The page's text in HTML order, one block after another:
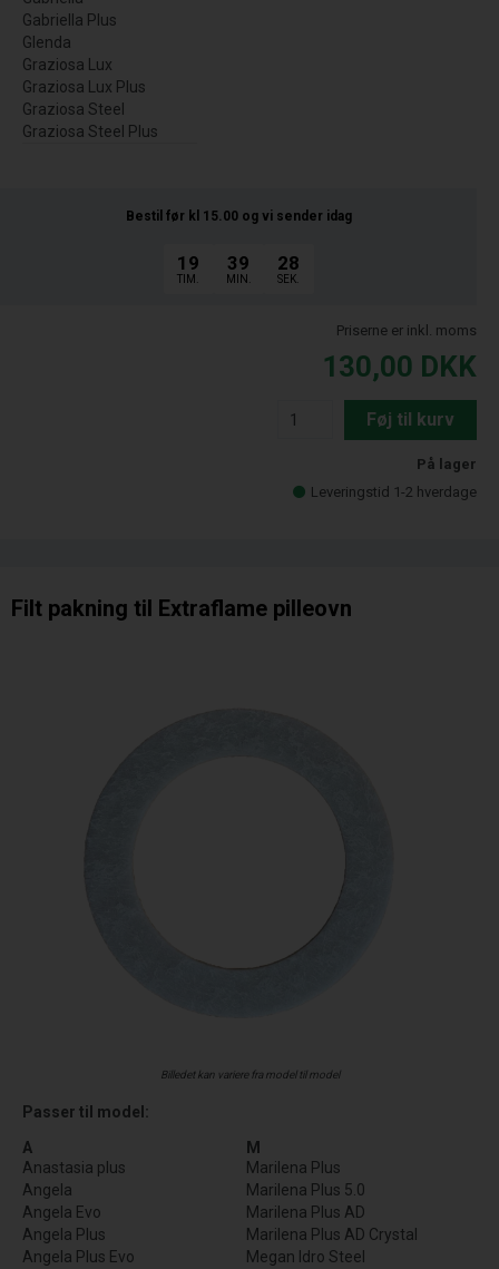
Gabriella Plus
Glenda
Graziosa Lux
Graziosa Lux Plus
Graziosa Steel
Graziosa Steel Plus
Bestil før kl 15.00 og vi sender idag
19
TIM.
39
MIN.
27
SEK.
Priserne er inkl. moms
130,00 DKK
Føj til kurv
På lager
Leveringstid 1-2 hverdage
Filt pakning til Extraflame pilleovn
Billedet kan variere fra model til model
Passer til model:
A
Anastasia plus
Angela
Angela Evo
Angela Plus
Angela Plus Evo
M
Marilena Plus
Marilena Plus 5.0
Marilena Plus AD
Marilena Plus AD Crystal
Megan Idro Steel